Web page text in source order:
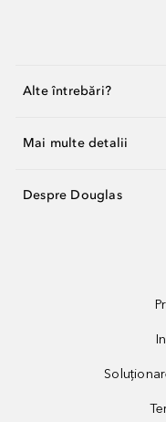
Alte întrebări?
Mai multe detalii
Despre Douglas